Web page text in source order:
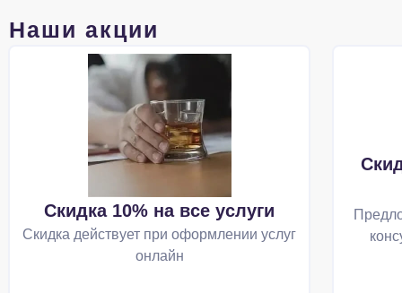
Наши акции
Скидка 10% на все услуги
Скидка действует при оформлении услуг
онлайн